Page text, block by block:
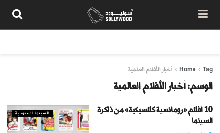
Home Tag أخبار الأفلام العالمية
الوسم:أخبار الأفلام العالمية
السينما السعودية
10 أفلام «رومانسية كلاسيكية» من ذاكرة
السينما